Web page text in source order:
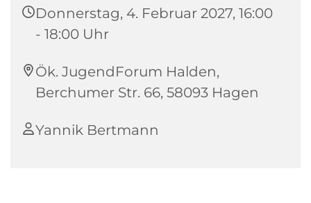
Donnerstag, 4. Februar 2027, 16:00
- 18:00 Uhr
Ök. JugendForum Halden,
Berchumer Str. 66, 58093 Hagen
Yannik Bertmann